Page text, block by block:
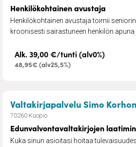
Henkilökohtainen avustaja
Henkilökohtainen avustaja toimii
kroonisesti sairastuneen henkilön apuna
Alk. 39,00 €/tunti (alv0%)
48,95€ (alv25,5%)
Valtakirjapalvelu Simo
70260 Kuopio
Edunvalvontavaltakirjojen
Kuka sinun asioitasi hoitaa